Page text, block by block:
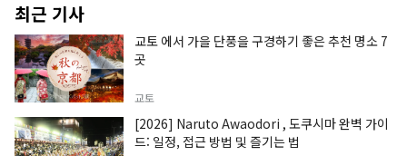
최근 기사
교토 에서 가을 단풍을 구경하기 좋은 추천 명소 7
곳
교토
[2026] Naruto Awaodori , 도쿠시마 완벽 가이
드: 일정, 접근 방법 및 즐기는 법